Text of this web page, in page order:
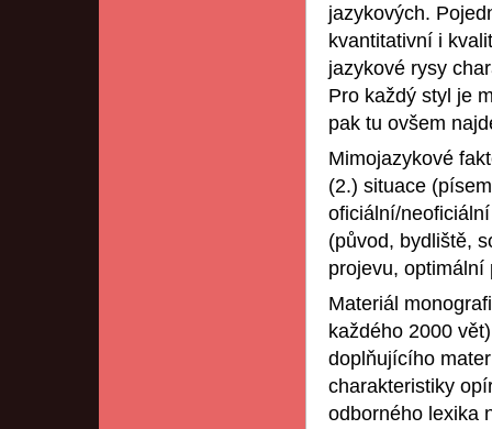
jazykových.
kvantitativní i
jazykové rysy
Pro každý styl je
pak tu ovšem
Mimojazykové
(2.) situace
oficiální/
(původ, bydliště,
projevu, optimální
Materiál
každého 2000
doplňujícího
charakteristiky
odborného lexika